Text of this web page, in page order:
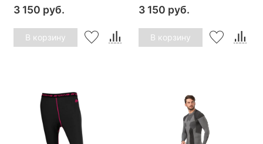
3 150 руб.
В корзину
3 150 руб.
В корзину